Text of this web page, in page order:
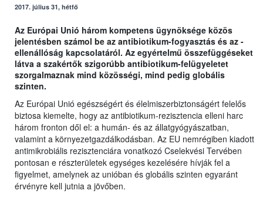
2017. július 31, hétfő
Az Európai Unió három kompetens ügynöksége közös
jelentésben számol be az antibiotikum-fogyasztás és az -
ellenállóság kapcsolatáról. Az egyértelmű összefüggéseket
látva a szakértők szigorúbb antibiotikum-felügyeletet
szorgalmaznak mind közösségi, mind pedig globális
szinten.
Az Európai Unió egészségért és élelmiszerbiztonságért felelős
biztosa kiemelte, hogy az antibiotikum-rezisztencia elleni harc
három fronton dől el: a humán- és az állatgyógyászatban,
valamint a környezetgazdálkodásban. Az EU nemrégiben kiadott
antimikrobiális rezisztenciára vonatkozó Cselekvési Tervében
pontosan e részterületek egységes kezelésére hívják fel a
figyelmet, amelynek az unióban és globális szinten egyaránt
érvényre kell jutnia a jövőben.